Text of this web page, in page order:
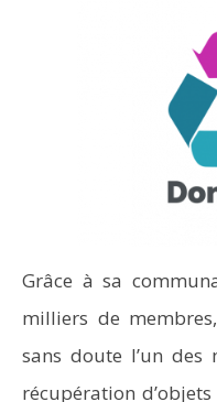
Grâce à sa
milliers de
sans doute l’un
récupération